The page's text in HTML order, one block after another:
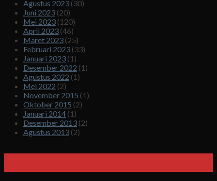
Agustus 2023 (30)
Juni 2023 (20)
Mei 2023 (120)
April 2023 (46)
Maret 2023 (25)
Februari 2023 (33)
Januari 2023 (1)
Desember 2022 (1)
Agustus 2022 (1)
Mei 2022 (2)
November 2015 (1)
Oktober 2015 (2)
Januari 2014 (1)
Desember 2013 (2)
Agustus 2013 (2)